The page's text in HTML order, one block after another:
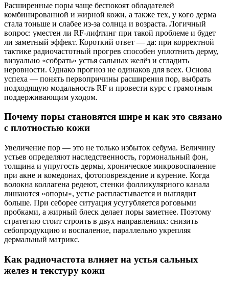
Расширенные поры чаще беспокоят обладателей
комбинированной и жирной кожи, а также тех, у кого дерма
стала тоньше и слабее из‑за солнца и возраста. Логичный
вопрос: уместен ли RF‑лифтинг при такой проблеме и будет
ли заметный эффект. Короткий ответ — да: при корректной
тактике радиочастотный прогрев способен уплотнить дерму,
визуально «собрать» устья сальных желёз и сгладить
неровности. Однако прогноз не одинаков для всех. Основа
успеха — понять первопричины расширения пор, выбрать
подходящую модальность RF и провести курс с грамотным
поддерживающим уходом.
Почему поры становятся шире и как это связано
с плотностью кожи
Увеличение пор — это не только избыток себума. Величину
устьев определяют наследственность, гормональный фон,
толщина и упругость дермы, хроническое микровоспаление
при акне и комедонах, фотоповреждение и курение. Когда
волокна коллагена редеют, стенки фолликулярного канала
лишаются «опоры», устье распластывается и выглядит
больше. При себорее ситуация усугубляется роговыми
пробками, а жирный блеск делает поры заметнее. Поэтому
стратегию стоит строить в двух направлениях: снизить
себопродукцию и воспаление, параллельно укрепляя
дермальный матрикс.
Как радиочастота влияет на устья сальных
желез и текстуру кожи